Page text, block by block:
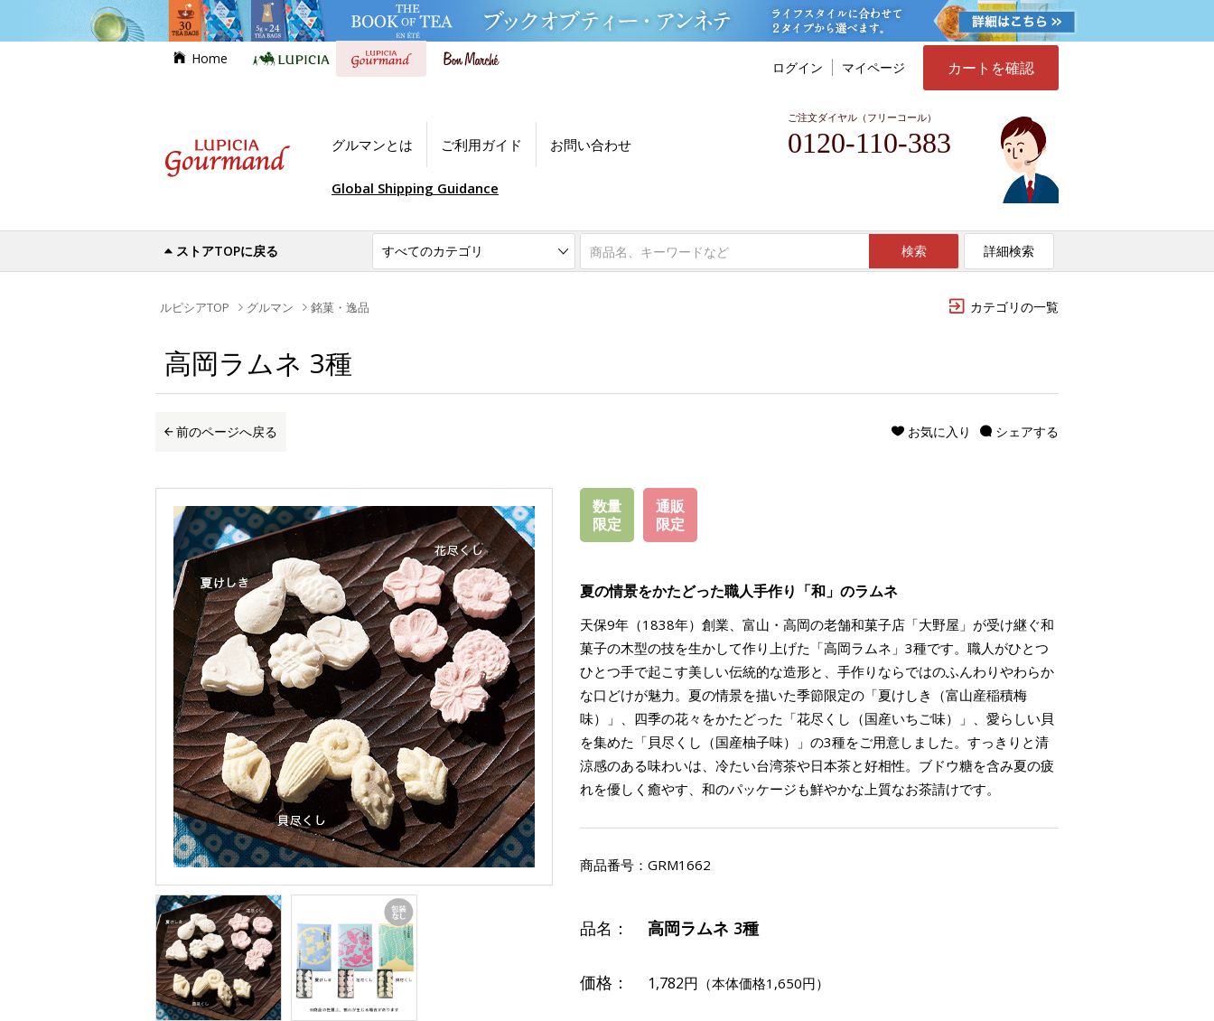
Home
ログイン マイページ カートを確認
グルマンとは ご利用ガイド お問い合わせ
ご注文ダイヤル（フリーコール）
0120-110-383
Global Shipping Guidance
ストアTOPに戻る 検索 詳細検索
カテゴリの一覧
ルピシアTOP グルマン 銘菓・逸品
高岡ラムネ 3種
前のページへ戻る シェアする
お気に入り
数量
限定
通販
限定
夏の情景をかたどった職人手作り「和」のラムネ
天保9年（1838年）創業、富山・高岡の老舗和菓子店「大野屋」が受け継ぐ和
菓子の木型の技を生かして作り上げた「高岡ラムネ」3種です。職人がひとつ
ひとつ手で起こす美しい伝統的な造形と、手作りならではのふんわりやわらか
な口どけが魅力。夏の情景を描いた季節限定の「夏けしき（富山産稲積梅
味）」、四季の花々をかたどった「花尽くし（国産いちご味）」、愛らしい貝
を集めた「貝尽くし（国産柚子味）」の3種をご用意しました。すっきりと清
涼感のある味わいは、冷たい台湾茶や日本茶と好相性。ブドウ糖を含み夏の疲
れを優しく癒やす、和のパッケージも鮮やかな上質なお茶請けです。
商品番号： GRM1662
品名： 高岡ラムネ 3種
価格： 1,782円 （本体価格1,650円）